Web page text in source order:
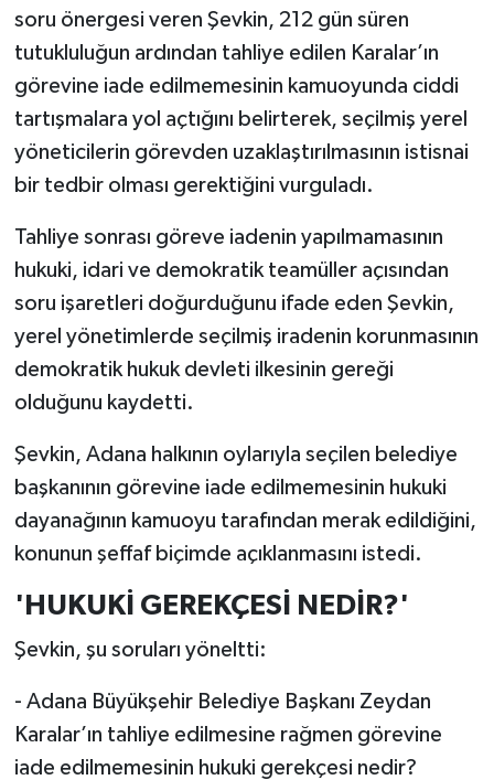
soru önergesi veren Şevkin, 212 gün süren
tutukluluğun ardından tahliye edilen Karalar’ın
görevine iade edilmemesinin kamuoyunda ciddi
tartışmalara yol açtığını belirterek, seçilmiş yerel
yöneticilerin görevden uzaklaştırılmasının istisnai
bir tedbir olması gerektiğini vurguladı.
Tahliye sonrası göreve iadenin yapılmamasının
hukuki, idari ve demokratik teamüller açısından
soru işaretleri doğurduğunu ifade eden Şevkin,
yerel yönetimlerde seçilmiş iradenin korunmasının
demokratik hukuk devleti ilkesinin gereği
olduğunu kaydetti.
Şevkin, Adana halkının oylarıyla seçilen belediye
başkanının görevine iade edilmemesinin hukuki
dayanağının kamuoyu tarafından merak edildiğini,
konunun şeffaf biçimde açıklanmasını istedi.
'HUKUKİ GEREKÇESİ NEDİR?'
Şevkin, şu soruları yöneltti:
- Adana Büyükşehir Belediye Başkanı Zeydan
Karalar’ın tahliye edilmesine rağmen görevine
iade edilmemesinin hukuki gerekçesi nedir?